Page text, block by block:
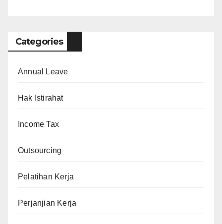
Categories
Annual Leave
Hak Istirahat
Income Tax
Outsourcing
Pelatihan Kerja
Perjanjian Kerja